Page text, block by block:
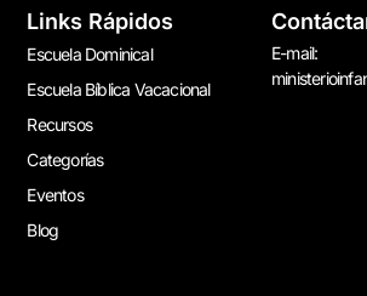
Links Rápidos
Escuela Dominical
Escuela Bíblica Vacacional
Recursos
Categorías
Eventos
Blog
E-mail: